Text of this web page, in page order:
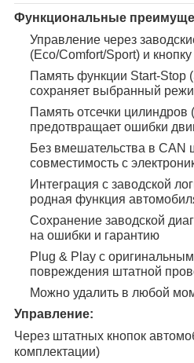
Функциональные
Управление через
(Eco/Comfort/Sport) и
Память функции Start-Stop
сохраняет выбранный
Память отсечки цилиндров
предотвращает ошибки
Без вмешательства в CAN
совместимость с
Интеграция с заводской
родная функция
Сохранение заводской
на ошибки и гарантию
Plug & Play с
повреждения штатной
Можно удалить в любой
Управление:
Через штатных кнопок
комплектации)